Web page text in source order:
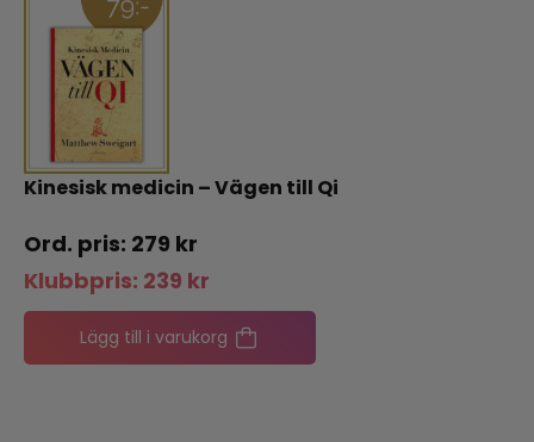
Kinesisk medicin – Vägen till Qi
279 kr
Klubbpris: 239 kr
Lägg till i varukorg